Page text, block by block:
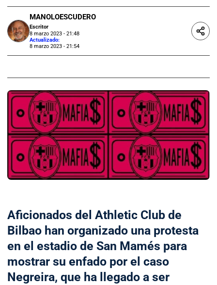
MANOLOESCUDERO
Escritor
8 marzo 2023 - 21:48
Actualizado:
8 marzo 2023 - 21:54
Aficionados del Athletic Club de
Bilbao han organizado una protesta
en el estadio de San Mamés para
mostrar su enfado por el caso
Negreira, que ha llegado a ser